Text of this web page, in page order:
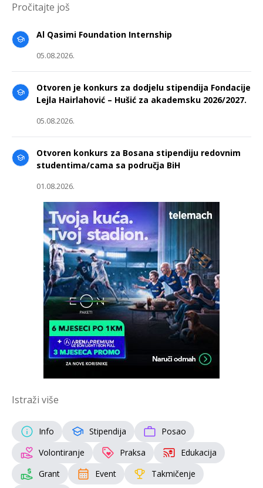
Pročitajte još
Al Qasimi Foundation Internship
05.08.2026.
Otvoren je konkurs za dodjelu stipendija Fondacije
Lejla Hairlahović – Hušić za akademsku 2026/2027.
05.08.2026.
Otvoren konkurs za Bosana stipendiju redovnim
studentima/cama sa područja BiH
01.08.2026.
Istraži više
Info Stipendija
Posao
Volontiranje
Praksa
Edukacija
Grant
Event Takmičenje